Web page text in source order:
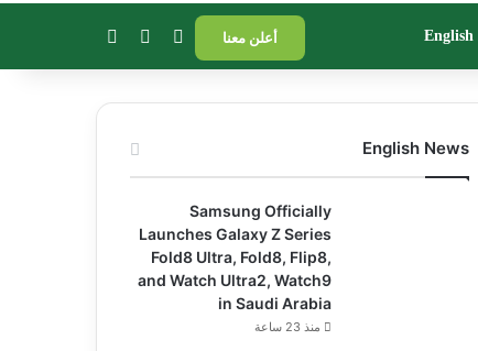
English أعلن معنا إضافة عمود جانبي
الوضع المظلم
English News
Samsung Officially
Launches Galaxy Z Series
Fold8 Ultra, Fold8, Flip8,
and Watch Ultra2, Watch9
in Saudi Arabia
منذ 23 ساعة